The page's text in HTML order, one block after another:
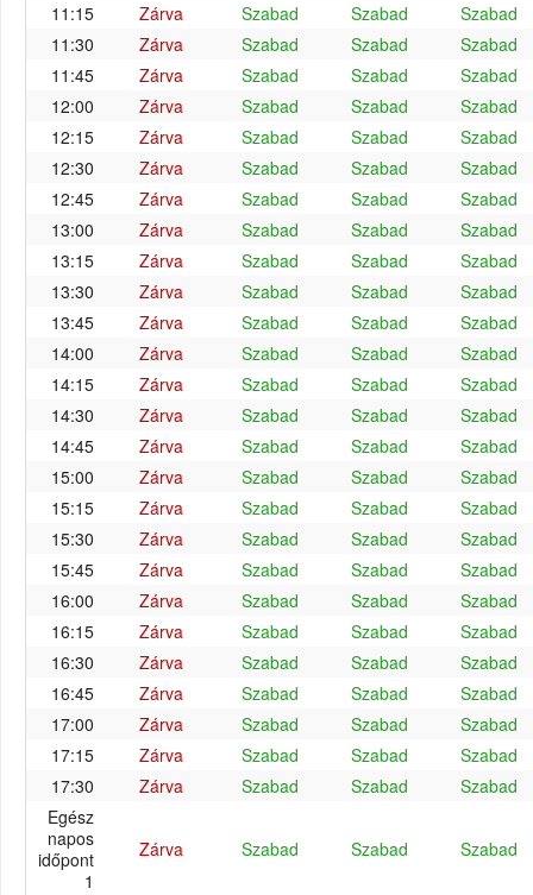
11:15
Zárva Szabad Szabad
Szabad
11:30
Zárva Szabad Szabad
Szabad
11:45
Zárva Szabad Szabad
Szabad
12:00
Zárva Szabad Szabad
Szabad
12:15
Zárva Szabad Szabad
Szabad
12:30
Zárva Szabad Szabad
Szabad
12:45
Zárva Szabad Szabad
Szabad
13:00
Zárva Szabad Szabad
Szabad
13:15
Zárva Szabad Szabad
Szabad
13:30
Zárva Szabad Szabad
Szabad
13:45
Zárva Szabad Szabad
Szabad
14:00
Zárva Szabad Szabad
Szabad
14:15
Zárva Szabad Szabad
Szabad
14:30
Zárva Szabad Szabad
Szabad
14:45
Zárva Szabad Szabad
Szabad
15:00
Zárva Szabad Szabad
Szabad
15:15
Zárva Szabad Szabad
Szabad
15:30
Zárva Szabad Szabad
Szabad
15:45
Zárva Szabad Szabad
Szabad
16:00
Zárva Szabad Szabad
Szabad
16:15
Zárva Szabad Szabad
Szabad
16:30
Zárva Szabad Szabad
Szabad
16:45
Zárva Szabad Szabad
Szabad
17:00
Zárva Szabad Szabad
Szabad
17:15
Zárva Szabad Szabad
Szabad
17:30
Zárva Szabad Szabad
Szabad
Egész
napos
időpont
1
Zárva Szabad Szabad Szabad